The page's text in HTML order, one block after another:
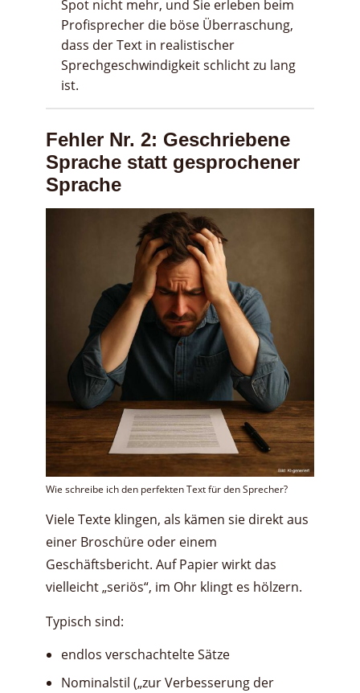
Spot nicht mehr, und Sie erleben beim
Profisprecher die böse Überraschung,
dass der Text in realistischer
Sprechgeschwindigkeit schlicht zu lang
ist.
Fehler Nr. 2: Geschriebene
Sprache statt gesprochener
Sprache
Wie schreibe ich den perfekten Text für den Sprecher?
Viele Texte klingen, als kämen sie direkt aus
einer Broschüre oder einem
Geschäftsbericht. Auf Papier wirkt das
vielleicht „seriös“, im Ohr klingt es hölzern.
Typisch sind:
endlos verschachtelte Sätze
Nominalstil („zur Verbesserung der